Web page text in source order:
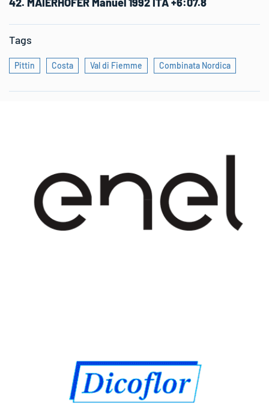
Tags
Pittin Costa Val di Fiemme Combinata Nordica